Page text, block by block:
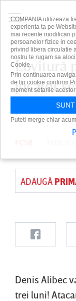
Lovitură
jucător
ADAUGĂ
Denis Alibec
trei luni!
COMPANIA utilizeaza
experienta ta pe
mai recente modificari
persoanelor fizice in
privind libera circulatie
nostru te rugam sa
Cookie.
Prin continuarea
de tip cookie conform
moment setarile
Puteti merge chiar